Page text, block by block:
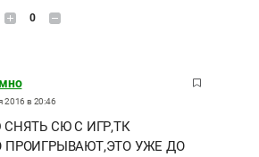
0
2016 в 20:46
СЮ С ИГР,ТК
ПРОИГРЫВАЮТ,ЭТО УЖЕ ДО